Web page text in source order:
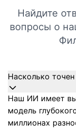
Найдите
вопросы о
Насколько
Наш ИИ имеет
модель
миллионах